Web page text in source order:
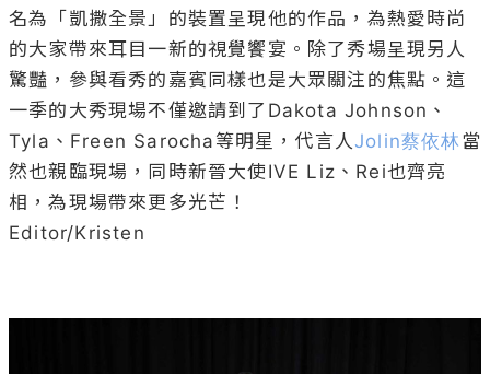
名為「凱撒全景」的裝置呈現他的作品，為熱愛時尚
的大家帶來耳目一新的視覺饗宴。除了秀場呈現另人
驚豔，參與看秀的嘉賓同樣也是大眾關注的焦點。這
一季的大秀現場不僅邀請到了Dakota Johnson、
Tyla、Freen Sarocha等明星，代言人Jolin蔡依林 當
然也親臨現場，同時新晉大使IVE Liz、Rei也齊亮
相，為現場帶來更多光芒！
Editor/Kristen